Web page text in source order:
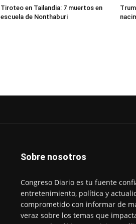
Tiroteo en Tailandia: 7 muertos en
escuela de Nonthaburi
Sobre nosotros
Congreso Diario es tu fuente
entretenimiento, política y
comprometido con informar de
veraz sobre los temas que